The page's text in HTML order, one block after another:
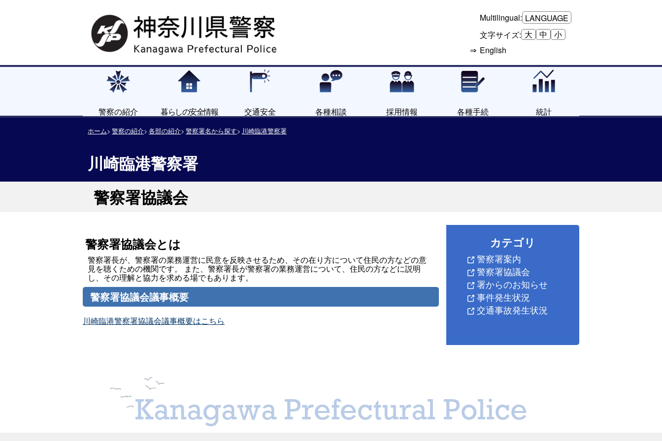
Multilingual: LANGUAGE
文字サイズ: 大 中
小
English
警察の紹介 暮らしの安全情報 交通安全 各種相談 採用情報 各種手続 統計
ホーム 警察の紹介 各部の紹介 警察署名から探す 川崎臨港警察署
川崎臨港警察署
警察署協議会
警察署協議会とは
警察署長が、警察署の業務運営に民意を反映させるため、その在り方について住民の方などの意
見を聴くための機関です。 また、警察署長が警察署の業務運営について、住民の方などに説明
し、その理解と協力を求める場でもあります。
警察署協議会議事概要
川崎臨港警察署協議会議事概要はこちら
カテゴリ
警察署案内
警察署協議会
署からのお知らせ
事件発生状況
交通事故発生状況
Kanagawa Prefectural Police